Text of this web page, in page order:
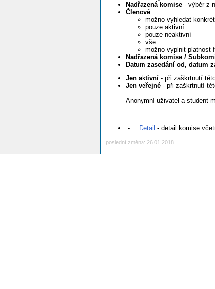
Nadřazená komise - výběr z
Členové
možno vyhledat
pouze aktivní
pouze neaktivní
vše
možno vyplnit platnost
Nadřazená komise /
Datum zasedání od, datum
Jen aktivní - při zaškrtnutí
Jen veřejné - při zaškrtnutí
Anonymní uživatel a student
- Detail - detail komise
poslední změna: 26.01.2018